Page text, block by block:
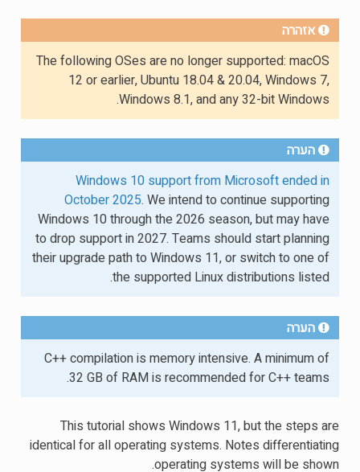
אזהרה
The following OSes are no longer supported: macOS
12 or earlier, Ubuntu 18.04 & 20.04, Windows 7,
Windows 8.1, and any 32-bit Windows.
הערה
Windows 10 support from Microsoft ended in
October 2025. We intend to continue supporting
Windows 10 through the 2026 season, but may have
to drop support in 2027. Teams should start planning
their upgrade path to Windows 11, or switch to one of
the supported Linux distributions listed.
הערה
C++ compilation is memory intensive. A minimum of
32 GB of RAM is recommended for C++ teams.
This tutorial shows Windows 11, but the steps are
identical for all operating systems. Notes differentiating
operating systems will be shown.